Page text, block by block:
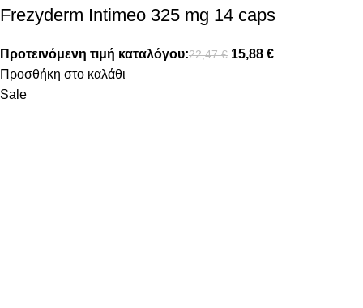
Frezyderm Intimeo 325 mg 14 caps
Προτεινόμενη τιμή καταλόγου:22,47€ 15,88 €
Προσθήκη στο καλάθι
Sale